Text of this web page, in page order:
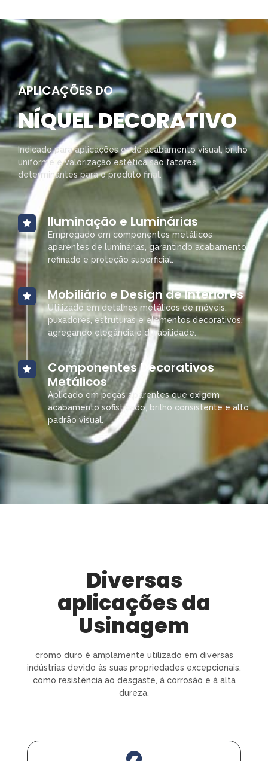
APLICAÇÕES DO
NÍQUEL DECORATIVO
Indicado para aplicações onde acabamento visual, brilho
uniforme e valorização estética são fatores
determinantes para o produto final.
Iluminação e Luminárias
Empregado em componentes metálicos
aparentes de luminárias, garantindo acabamento
refinado e proteção superficial.
Mobiliário e Design de Interiores
Utilizado em detalhes metálicos de móveis,
puxadores, estruturas e elementos decorativos,
agregando elegância e durabilidade.
Componentes Decorativos
Metálicos
Aplicado em peças aparentes que exigem
acabamento sofisticado, brilho consistente e alto
padrão visual.
Diversas
aplicações da
Usinagem
cromo duro é amplamente utilizado em diversas
indústrias devido às suas propriedades excepcionais,
como resistência ao desgaste, à corrosão e à alta
dureza.